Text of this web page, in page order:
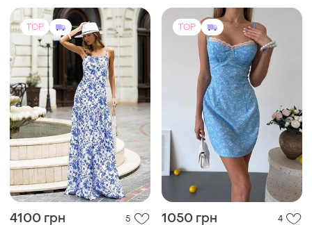
4100 грн
Розкішна сукня з льону
ХS і ще 3
1050 грн 4
Жіноча сукня
42 і ще 3